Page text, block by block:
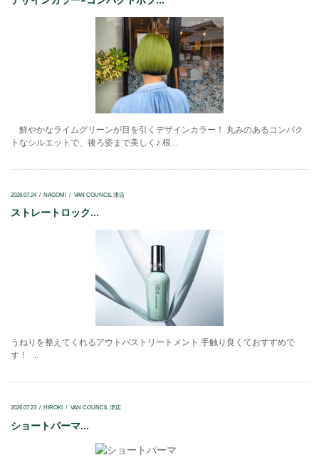
鮮やかなライムグリーンが目を引くデザインカラー！ 丸みのあるコンパク
トなシルエットで、後ろ姿まで美しく♪ 根...
2026.07.24 NAGOMI VAN COUNCIL 津店
ストレートロック...
うねりを整えてくれるアウトバストリートメント 手触り良くておすすめで
す！ ...
2026.07.23 HIROKI VAN COUNCIL 津店
ショートパーマ...